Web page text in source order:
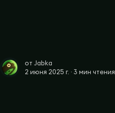
от Jabka
2 июня 2025 г. ∙3 мин чтения